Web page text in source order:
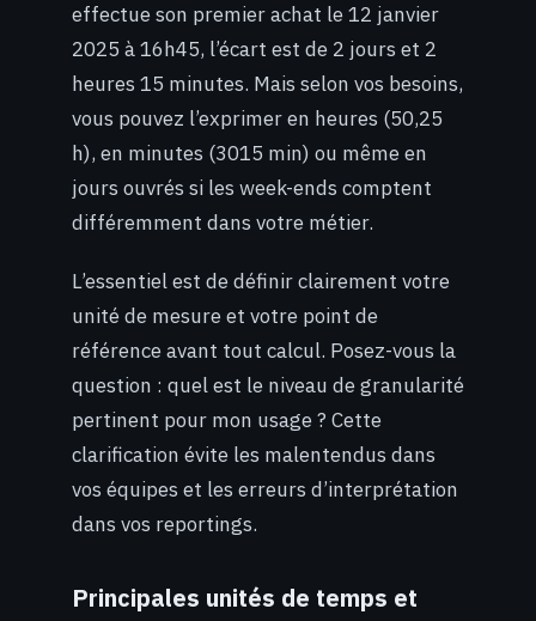
effectue son premier achat le 12 janvier
2025 à 16h45, l’écart est de 2 jours et 2
heures 15 minutes. Mais selon vos besoins,
vous pouvez l’exprimer en heures (50,25
h), en minutes (3015 min) ou même en
jours ouvrés si les week-ends comptent
différemment dans votre métier.
L’essentiel est de définir clairement votre
unité de mesure et votre point de
référence avant tout calcul. Posez-vous la
question : quel est le niveau de granularité
pertinent pour mon usage ? Cette
clarification évite les malentendus dans
vos équipes et les erreurs d’interprétation
dans vos reportings.
Principales unités de temps et